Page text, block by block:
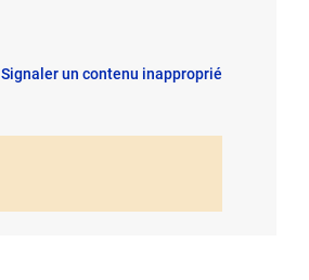
Signaler un contenu inapproprié